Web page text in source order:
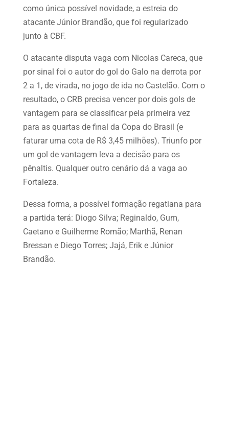
como única possível novidade, a estreia do
atacante Júnior Brandão, que foi regularizado
junto à CBF.
O atacante disputa vaga com Nicolas Careca, que
por sinal foi o autor do gol do Galo na derrota por
2 a 1, de virada, no jogo de ida no Castelão. Com o
resultado, o CRB precisa vencer por dois gols de
vantagem para se classificar pela primeira vez
para as quartas de final da Copa do Brasil (e
faturar uma cota de R$ 3,45 milhões). Triunfo por
um gol de vantagem leva a decisão para os
pênaltis. Qualquer outro cenário dá a vaga ao
Fortaleza.
Dessa forma, a possível formação regatiana para
a partida terá: Diogo Silva; Reginaldo, Gum,
Caetano e Guilherme Romão; Marthã, Renan
Bressan e Diego Torres; Jajá, Erik e Júnior
Brandão.